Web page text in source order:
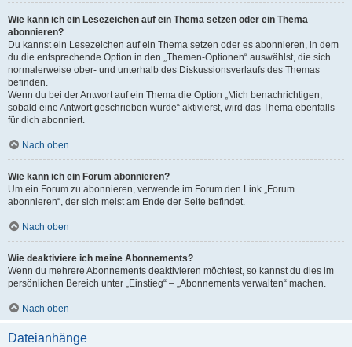
Wie kann ich ein Lesezeichen auf ein Thema setzen oder ein Thema
abonnieren?
Du kannst ein Lesezeichen auf ein Thema setzen oder es abonnieren, in dem
du die entsprechende Option in den „Themen-Optionen“ auswählst, die sich
normalerweise ober- und unterhalb des Diskussionsverlaufs des Themas
befinden.
Wenn du bei der Antwort auf ein Thema die Option „Mich benachrichtigen,
sobald eine Antwort geschrieben wurde“ aktivierst, wird das Thema ebenfalls
für dich abonniert.
Nach oben
Wie kann ich ein Forum abonnieren?
Um ein Forum zu abonnieren, verwende im Forum den Link „Forum
abonnieren“, der sich meist am Ende der Seite befindet.
Nach oben
Wie deaktiviere ich meine Abonnements?
Wenn du mehrere Abonnements deaktivieren möchtest, so kannst du dies im
persönlichen Bereich unter „Einstieg“ – „Abonnements verwalten“ machen.
Nach oben
Dateianhänge